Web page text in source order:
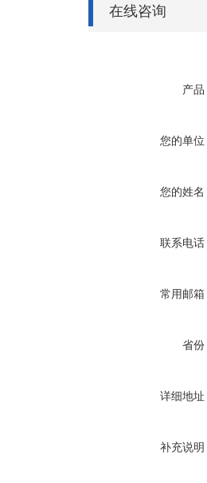
在线咨询
产品
您的单位
您的姓名
联系电话
常用邮箱
省份
详细地址
补充说明